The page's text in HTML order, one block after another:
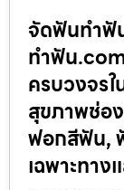
จัดฟันทำฟั
ทำฟัน
ครบวงจร
สุขภาพช่อ
ฟอกสีฟัน,
เฉพาะทา